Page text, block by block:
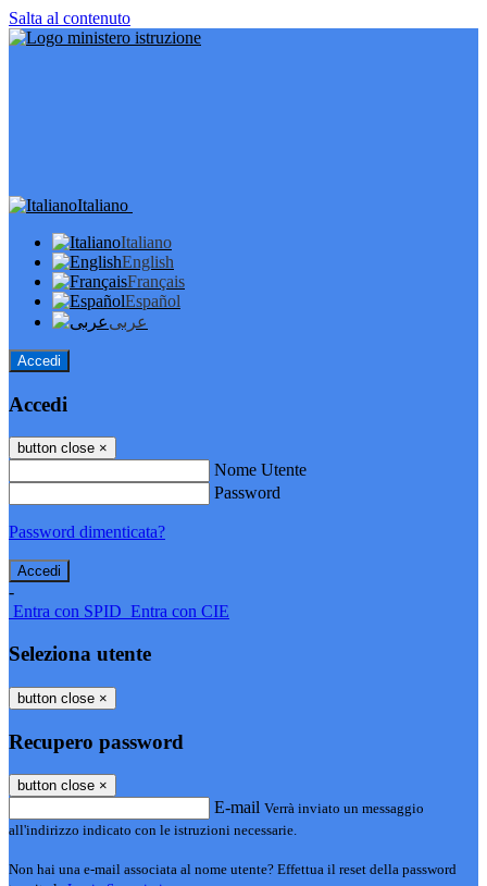
Salta al contenuto
Italiano
Italiano
English
Français
Español
عربى
Accedi
Accedi
button close ×
Nome Utente
Password
Password dimenticata?
-
Entra con SPID Entra con CIE
Seleziona utente
button close ×
Recupero password
button close ×
E-mail Verrà inviato un messaggio
all'indirizzo indicato con le istruzioni necessarie.
Non hai una e-mail associata al nome utente? Effettua il reset della password